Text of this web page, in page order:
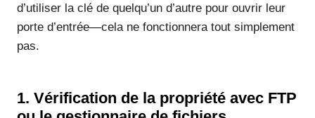
d’utiliser la clé de quelqu’un d’autre pour ouvrir leur
porte d’entrée—cela ne fonctionnera tout simplement
pas.
1. Vérification de la propriété avec FTP